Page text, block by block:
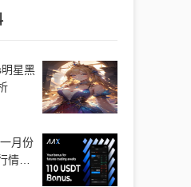
星黑
月份
情走